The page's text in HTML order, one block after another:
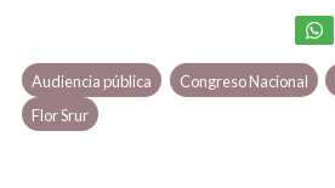
Audiencia pública Congreso Nacional
Flor Srur